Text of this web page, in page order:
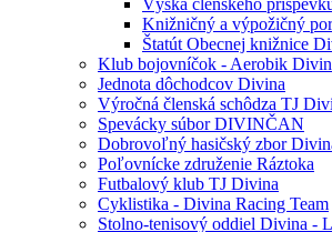
Výška členského
Knižničný a výpožičný
Štatút Obecnej knižnice
Klub bojovníčok - Aerobik
Jednota dôchodcov Divina
Výročná členská schôdza TJ
Spevácky súbor DIVINČAN
Dobrovoľný hasičský zbor
Poľovnícke združenie Ráztoka
Futbalový klub TJ Divina
Cyklistika - Divina Racing Team
Stolno-tenisový oddiel Divina -